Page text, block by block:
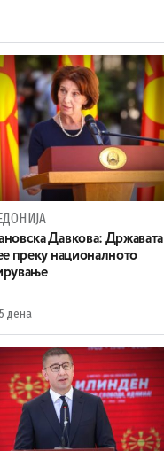
Давкова: Државата
преку националното
дена